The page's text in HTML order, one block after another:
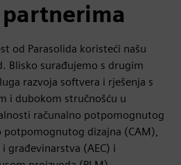
partnerima
od Parasolida koristeći našu
Blisko surađujemo s drugim
razvoja softvera i rješenja s
i dubokom stručnošću u
računalno potpomognutog
potpomognutog dizajna (CAM),
građevinarstva (AEC) i